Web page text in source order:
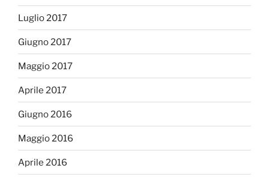
Luglio 2017
Giugno 2017
Maggio 2017
Aprile 2017
Giugno 2016
Maggio 2016
Aprile 2016